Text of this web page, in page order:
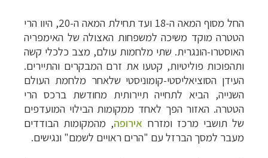
החל מסוף המאה ה-18 ועד תחילת המאה ה-20, היוו הרי
הטטרה מוקד משיכה למשפחות האצולה של האימפריה
האוסטרו-הונגרית. שתי מלחמות עולם, מצב כלכלי קשה
ותהפוכות פוליטיות, קטעו את זרם המבקרים והתיירים.
העידן הסוציאליסטי-קומוניסטי שלאחר מלחמת העולם
השנייה, הביא לתחייה תיירותית מחודשת ברכס הרי
הטטרה. האזור הפך לאחד ממקומות הבילוי המועדפים
של תושבי מרכז ומזרח אירופה, מהמקומות הבודדים
מעבר למסך הברזל עם "הרים ראויים לשמם" ונגישים.